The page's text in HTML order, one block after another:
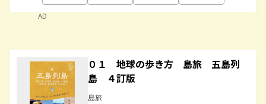
AD
０１ 地球の歩き方 島旅 五島列
島 ４訂版
島旅